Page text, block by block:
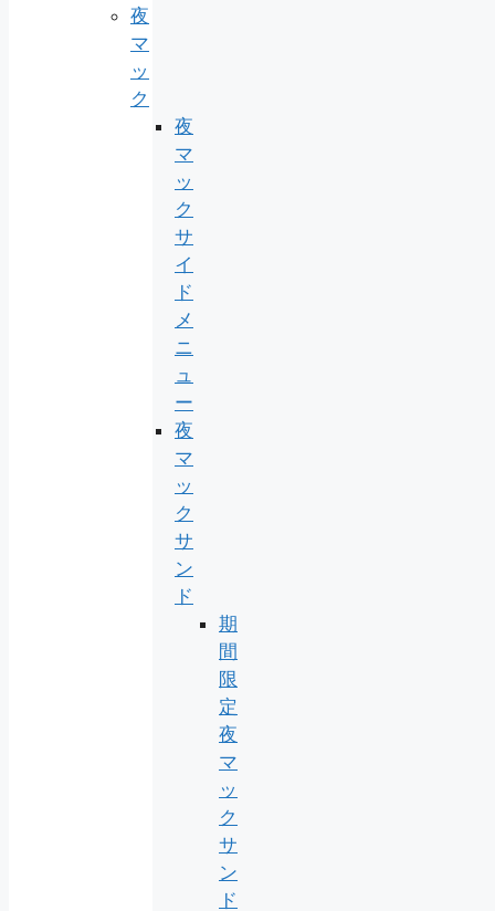
夜
マ
ッ
ク
夜
マ
ッ
ク
サ
イ
ド
メ
ニ
ュ
ー
夜
マ
ッ
ク
サ
ン
ド
期
間
限
定
夜
マ
ッ
ク
サ
ン
ド